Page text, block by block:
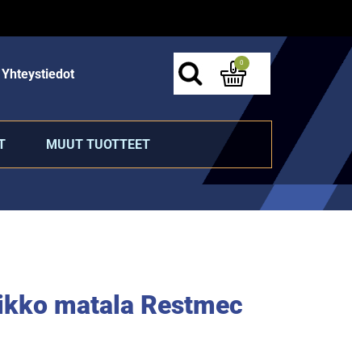
Yhteystiedot
0
MUUT TUOTTEET
matala Restmec